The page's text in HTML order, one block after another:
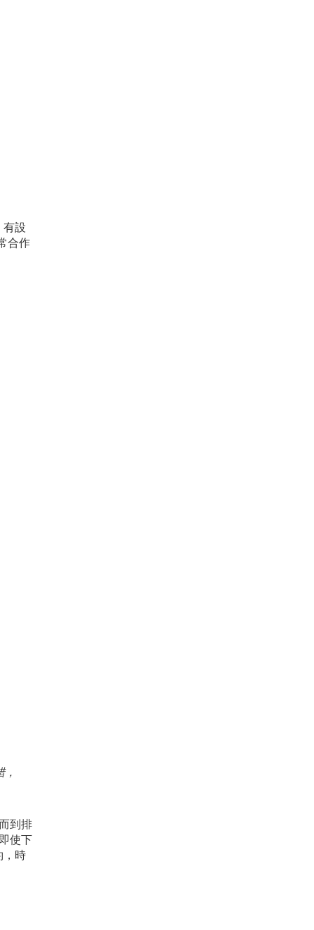
有設
合作
到排
使下
，時